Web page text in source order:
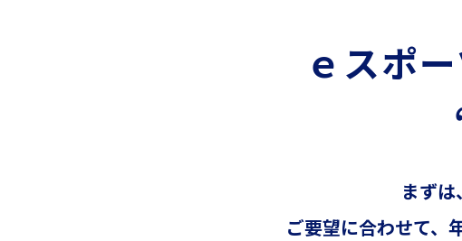
ｅスポ
まず
ご要望に合わせて、